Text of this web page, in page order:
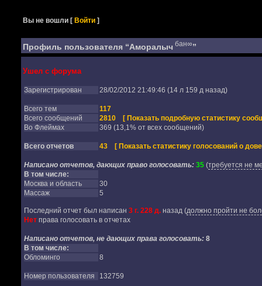
Вы не вошли [Войти ]
Профиль пользователя “Аморалыч бан∞”
Ушел с форума
Зарегистрирован 28/02/2012 21:49:46 (14 л 159 д назад)
Всего тем
117
Всего сообщений
2810
[ Показать подробную статистику
Во Флеймах
369 (13,1% от всех сообщений)
Всего отчетов 43 [ Показать статистику голосований о
Написано отчетов, дающих право голосовать: 35(требуется не
В том числе:
Москва и область
30
Массаж
5
Последний отчет был написан 3 г. 228 д.назад(должно пройти не
Нетправа голосовать в отчетах
Написано отчетов, не дающих права голосовать: 8
В том числе:
Обломинго
8
Номер пользователя 132759